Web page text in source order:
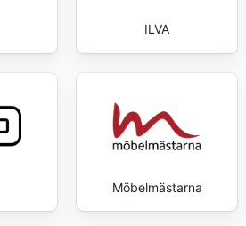
ILVA
Möbelmästarna